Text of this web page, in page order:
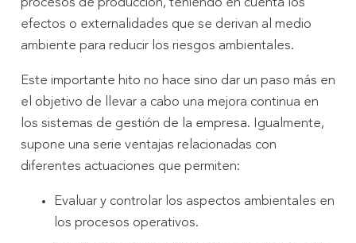
procesos de producción, teniendo en cuenta los
efectos o externalidades que se derivan al medio
ambiente para reducir los riesgos ambientales.
Este importante hito no hace sino dar un paso más en
el objetivo de llevar a cabo una mejora continua en
los sistemas de gestión de la empresa. Igualmente,
supone una serie ventajas relacionadas con
diferentes actuaciones que permiten:
Evaluar y controlar los aspectos ambientales en
los procesos operativos.